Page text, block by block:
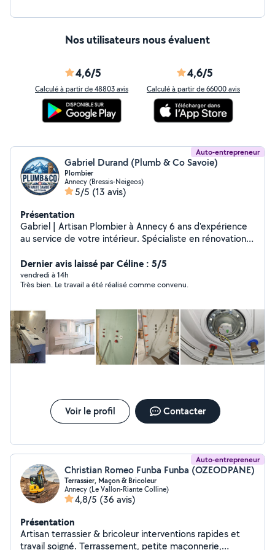
Diagnostic et dépannage Travaux d'électricité
Nos utilisateurs nous évaluent
4,6/5
Calculé à partir de 48803 avis
4,6/5
Calculé à partir de 66000 avis
Auto-entrepreneur
Gabriel Durand (Plumb & Co Savoie)
Plombier
Annecy (Bressis-Neigeos)
5/5 (13 avis)
Présentation
Gabriel | Artisan Plombier à Annecy 6 ans d'expérience
au service de votre intérieur. Spécialiste en rénovation
exigence et précision, du conseil technique jusqu'aux
finitions. Mes interventions : Étude & Conception :
Conseil client, dimensionnement des tuyauteries (débit
Rénovation sanitaire : Installation de vos équipements
pour des espaces modernes et durables. Production
d'ECS : Installation et remplacement de chauffe-eaux
électriques. Finition & Étanchéité : Réfection
professionnelle des mastics sanitaires périphériques.
état des réseaux. Votre projet mérite une expertise
rigoureuse.
Dernier avis laissé par Céline : 5/5
vendredi à 14h
Très bien. Le travail a été réalisé comme convenu.
Voir le profil Contacter
Auto-entrepreneur
Christian Romeo Funba Funba (OZEODPANE)
Terrassier, Maçon & Bricoleur
Annecy (Le Vallon-Riante Colline)
4,8/5 (36 avis)
Présentation
Artisan terrassier & bricoleur interventions rapides et
travail soigné. Terrassement, petite maçonnerie,